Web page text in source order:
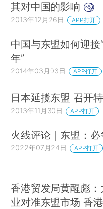
其对中国的影响
2013年12月26日 APP打开
中国与东盟如何迎接
年”
2014年03月03日 APP打开
日本延揽东盟 召开
2013年11月30日 APP打开
火线评论｜东盟：必
2022年07月24日 APP打开
香港贸发局黄醒彪：
业对准东盟市场 香